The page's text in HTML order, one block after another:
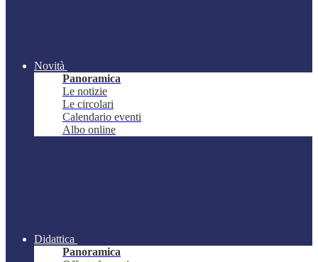
Novità
Panoramica
Le notizie
Le circolari
Calendario eventi
Albo online
Didattica
Panoramica